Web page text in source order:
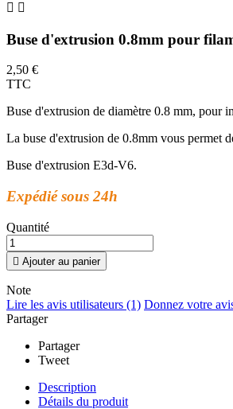
 
Buse d'extrusion 0.8mm pour
2,50 €
TTC
Buse d'extrusion de diamètre 0.8 mm, pour
La buse d'extrusion de 0.8mm vous permet
Buse d'extrusion E3d-V6.
Expédié sous 24h
Quantité
 Ajouter au panier
Note
Lire les avis utilisateurs (1) Donnez votre
Partager
Partager
Tweet
Description
Détails du produit